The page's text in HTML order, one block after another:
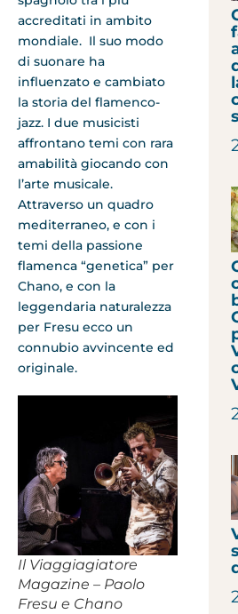
accreditati in ambito
mondiale. Il suo modo
di suonare ha
influenzato e cambiato
la storia del flamenco-
jazz. I due musicisti
affrontano temi con rara
amabilità giocando con
l’arte musicale.
Attraverso un quadro
mediterraneo, e con i
temi della passione
flamenca “genetica” per
Chano, e con la
leggendaria naturalezza
per Fresu ecco un
connubio avvincente ed
originale.
Il Viaggiagiatore
Magazine – Paolo
Fresu e Chano